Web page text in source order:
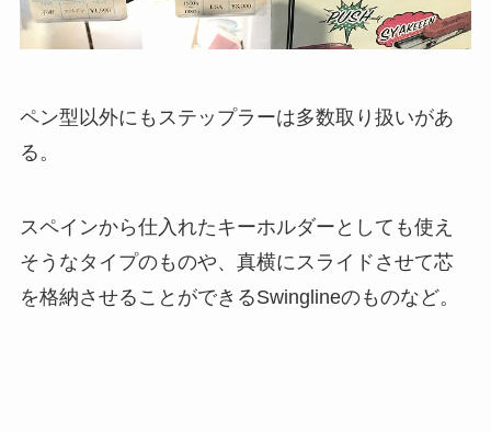
ペン型以外にもステップラーは多数取り扱いがあ
る。
スペインから仕入れたキーホルダーとしても使え
そうなタイプのものや、真横にスライドさせて芯
を格納させることができるSwinglineのものなど。